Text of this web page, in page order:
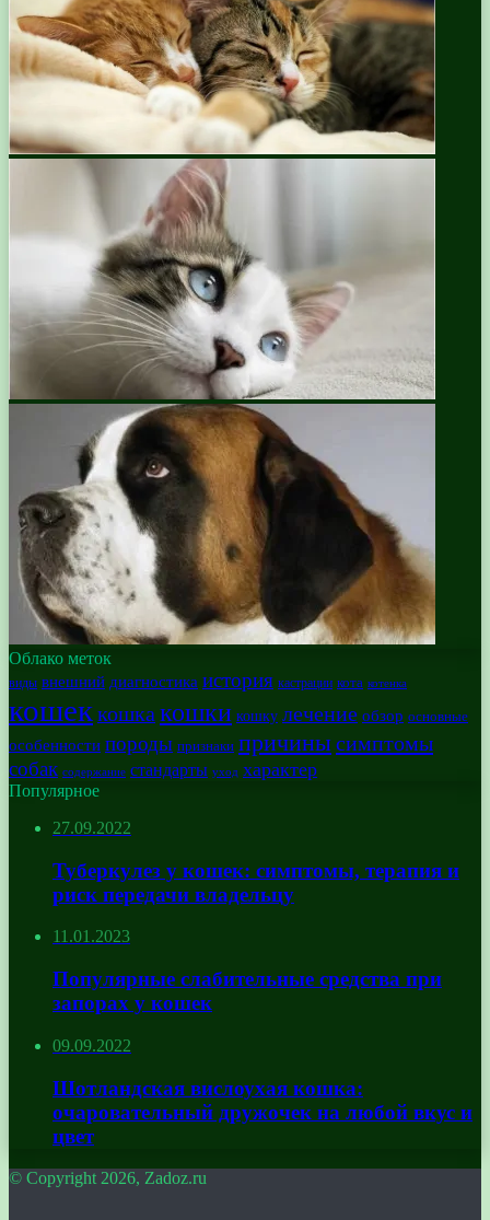
Облако меток
виды внешний диагностика история кастрации кота котенка
кошеккошка кошки кошку лечение обзор основные
особенности породы признаки причинысимптомы
собак содержание стандарты уход характер
Популярное
27.09.2022
Туберкулез у кошек: симптомы, терапия и
риск передачи владельцу
11.01.2023
Популярные слабительные средства при
запорах у кошек
09.09.2022
Шотландская вислоухая кошка:
очаровательный дружочек на любой вкус и
цвет
© Copyright 2026, Zadoz.ru